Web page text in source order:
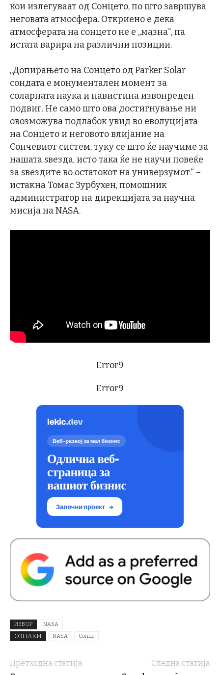
кои излегуваат од Сонцето, по што завршува
неговата атмосфера. Откриено е дека
атмосферата на сонцето не е „мазна“, па
истата варира на различни позиции.
„Допирањето на Сонцето од Parker Solar
сондата е монументален момент за
соларната наука и навистина извонреден
подвиг. Не само што ова достигнување ни
овозможува подлабок увид во еволуцијата
на Сонцето и неговото влијание на
Сончевиот систем, туку се што ќе научиме за
нашата ѕвезда, исто така ќе не научи повеќе
за ѕвездите во остатокот на универзумот.“ –
истакна Томас Зурбухен, помошник
администратор на дирекцијата за научна
мисија на NASA.
Error9
Error9
ИЗВОР NASA
ОЗНАКИ NASA Сонце
Претходна статија
Следна статија